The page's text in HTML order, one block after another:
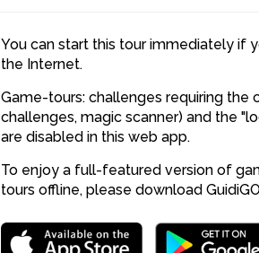
You can start this tour immediately if
the Internet.
Game-tours: challenges requiring the
challenges, magic scanner) and the
are disabled in this web app.
To enjoy a full-featured version of
tours offline, please download
9